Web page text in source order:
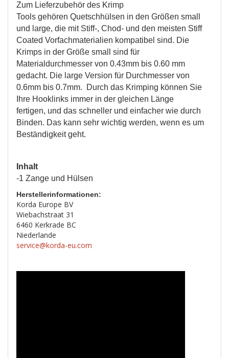
Zum Lieferzubehör des Krimp
Tools gehören Quetschhülsen in den Größen small
und large, die mit Stiff-, Chod- und den meisten Stiff
Coated Vorfachmaterialien kompatibel sind. Die
Krimps in der Größe small sind für
Materialdurchmesser von 0.43mm bis 0.60 mm
gedacht. Die large Version für Durchmesser von
0.6mm bis 0.7mm. Durch das Krimping können Sie
Ihre Hooklinks immer in der gleichen Länge
fertigen, und das schneller und einfacher wie durch
Binden. Das kann sehr wichtig werden, wenn es um
Beständigkeit geht.
Inhalt
-1 Zange und Hülsen
Herstellerinformationen:
Korda Europe BV
Wiebachstraat 31
6460 Kerkrade BC
Niederlande
service@korda-eu.com